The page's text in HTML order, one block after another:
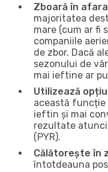
Zboară în
majoritatea
mare (cum ar fi
companiile
de zbor. Dacă
sezonului de
mai ieftine ar
Utilizează
această funcție
ieftin și mai
rezultate
(PYR).
Călătorește în
întotdeauna